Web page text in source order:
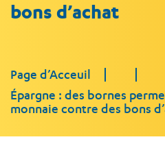
bons d’achat
Page d’Acceuil
Épargne : des bornes
monnaie contre des bons